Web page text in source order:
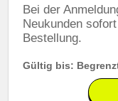
Bei der
Neukunden
Bestellung.
Gültig bis: